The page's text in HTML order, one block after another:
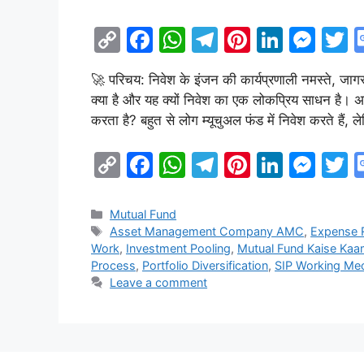
C
o
p
y
Li
n
F
a
c
e
b
o
k
W
h
at
s
A
p
T
el
e
gr
a
m
Pi
nt
er
e
st
Li
n
k
e
dI
n
M
e
s
s
e
n
er
T
🚀 परिचय: निवेश के इंजन की कार्यप्रणाली नमस्ते,
क्या है और यह क्यों निवेश का एक लोकप्रिय साधन
करता है? बहुत से लोग म्यूचुअल फंड में निवेश करते हैं,
C
p
y
Li
n
F
c
e
b
o
W
s
A
p
T
gr
a
Pi
e
st
Li
e
dI
M
s
e
T
Categories
Mutual Fund
Tags
Asset Management Company AMC, Expense
Work, Investment Pooling, Mutual Fund Kaise
Process, Portfolio Diversification, SIP Working
Leave a comment